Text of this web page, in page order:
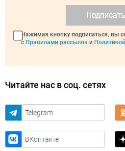
Нажимая кнопку подписаться, вы
с Правилами рассылок и
Читайте нас в соц. сетях
Telegram
ВКонтакте